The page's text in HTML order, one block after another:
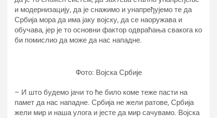
и модернизацију, да је снажимо и унапређујемо те да
Србија мора да има јаку војску, да се наоружава и
обучава, јер је то основни фактор одвраћања свакога ко
би помислио да може да нас нападне.
Фото: Војска Србије
– И што будемо јачи то ће било коме теже пасти на
памет да нас нападне. Србија не жели ратове, Србија
жели мир и наша улога и јесте да мир сачувамо. Војска